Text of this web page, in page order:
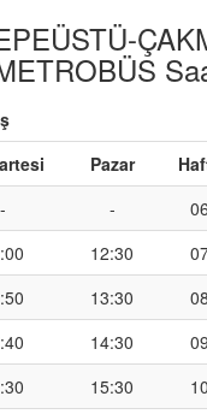
Pazar
- -
12:30
13:30
14:30
15:30